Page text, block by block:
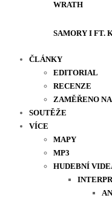
SAMORY I FT.
ČLÁNKY
EDITORIAL
RECENZE
ZAMĚŘENO NA
SOUTĚŽE
VÍCE
MAPY
MP3
HUDEBNÍ